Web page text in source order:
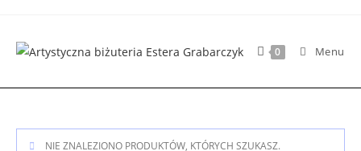
content
0 Menu
NIE ZNALEZIONO PRODUKTÓW, KTÓRYCH SZUKASZ.